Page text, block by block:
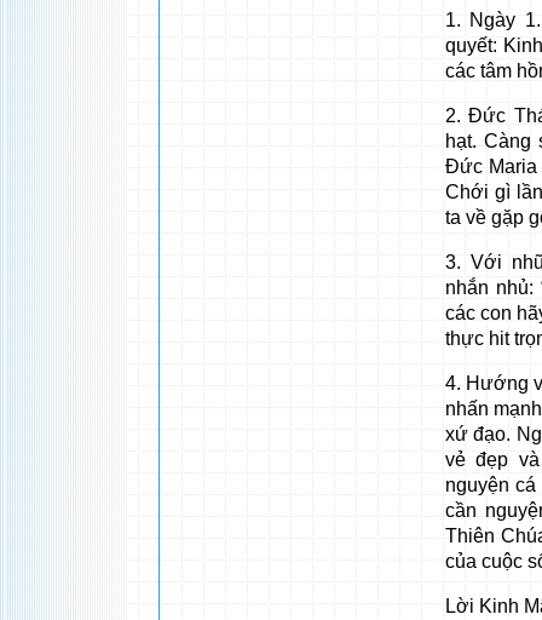
1. Ngày
quyết:
các tâm
2. Đức
hạt. Càng
Đức Maria
Chới gì
ta về gặp
3. Với
nhắn nhủ:
các con
thực hit
4. Hướng
nhấn
xứ đạo.
vẻ đẹp
nguyện
cần
Thiên
của cuộc
Lời Kinh